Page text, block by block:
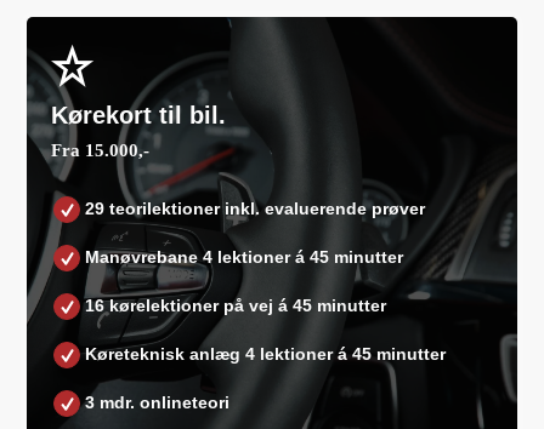
Kørekort til bil.
Fra 15.000,-
29 teorilektioner inkl. evaluerende prøver
Manøvrebane 4 lektioner á 45 minutter
16 kørelektioner på vej á 45 minutter
Køreteknisk anlæg 4 lektioner á 45 minutter
3 mdr. onlineteori